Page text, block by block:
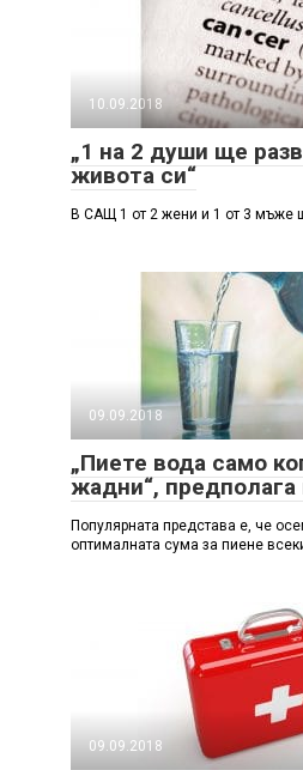
10.09.2018
„1 на 2 души ще
живота си“
В САЩ 1 от 2 жени и 1 от 3 мъже
09.09.2018
„Пиете вода само
жадни“, предполага
Популярната представа е, че
оптималната сума за пиене
09.09.2018